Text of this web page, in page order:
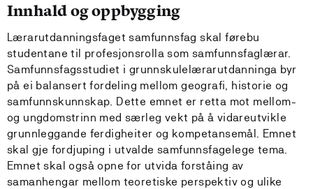
Innhald og oppbygging
Lærarutdanningsfaget samfunnsfag skal førebu
studentane til profesjonsrolla som samfunnsfaglærar.
Samfunnsfagsstudiet i grunnskulelærarutdanninga byr
på ei balansert fordeling mellom geografi, historie og
samfunnskunnskap. Dette emnet er retta mot mellom-
og ungdomstrinn med særleg vekt på å vidareutvikle
grunnleggande ferdigheiter og kompetansemål. Emnet
skal gje fordjuping i utvalde samfunnsfagelege tema.
Emnet skal også opne for utvida forståing av
samanhengar mellom teoretiske perspektiv og ulike